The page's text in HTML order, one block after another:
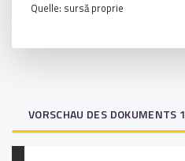
Quelle: sursă proprie
VORSCHAU DES DOKUMENTS 1